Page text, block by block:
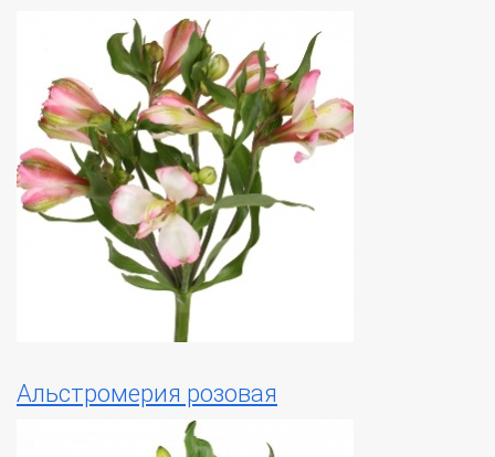
Альстромерия розовая